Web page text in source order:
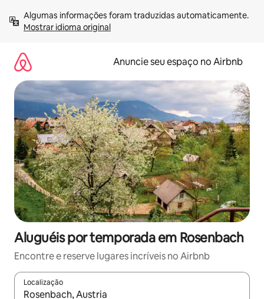
para
Mostrar idioma original
Anuncie seu espaço no Airbnb
Aluguéis por temporada em Rosenbach
Encontre e reserve lugares incríveis no Airbnb
Localização
Quando os resultados estiverem disponíveis, explore-os